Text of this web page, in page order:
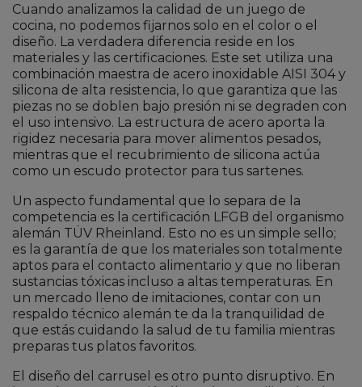
Cuando analizamos la calidad de un juego de
cocina, no podemos fijarnos solo en el color o el
diseño. La verdadera diferencia reside en los
materiales y las certificaciones. Este set utiliza una
combinación maestra de acero inoxidable AISI 304 y
silicona de alta resistencia, lo que garantiza que las
piezas no se doblen bajo presión ni se degraden con
el uso intensivo. La estructura de acero aporta la
rigidez necesaria para mover alimentos pesados,
mientras que el recubrimiento de silicona actúa
como un escudo protector para tus sartenes.
Un aspecto fundamental que lo separa de la
competencia es la certificación LFGB del organismo
alemán TÜV Rheinland. Esto no es un simple sello;
es la garantía de que los materiales son totalmente
aptos para el contacto alimentario y que no liberan
sustancias tóxicas incluso a altas temperaturas. En
un mercado lleno de imitaciones, contar con un
respaldo técnico alemán te da la tranquilidad de
que estás cuidando la salud de tu familia mientras
preparas tus platos favoritos.
El diseño del carrusel es otro punto disruptivo. En